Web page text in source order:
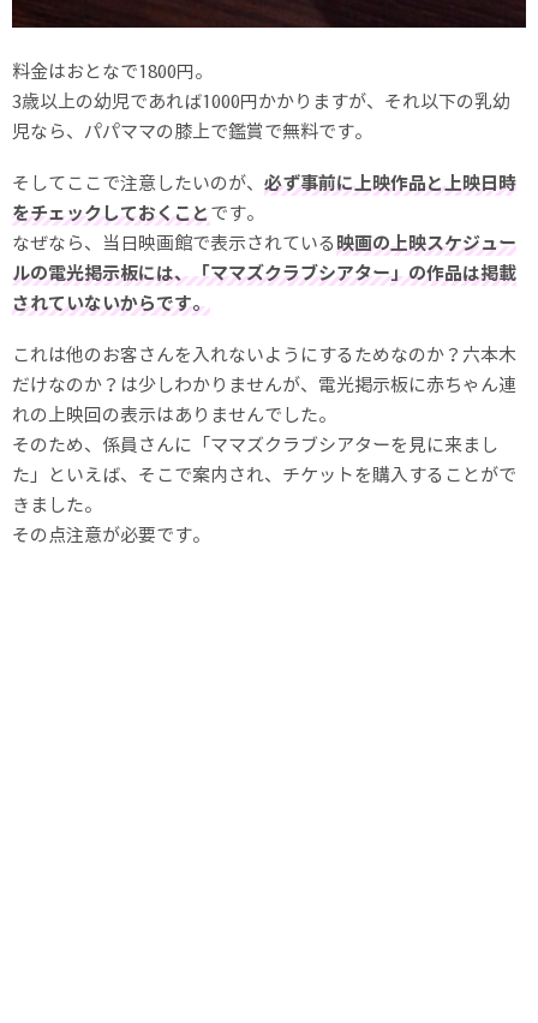
料金はおとなで1800円。
3歳以上の幼児であれば1000円かかりますが、それ以下の乳幼
児なら、パパママの膝上で鑑賞で無料です。
そしてここで注意したいのが、 必ず事前に上映作品と上映日時
をチェックしておくことです。
なぜなら、当日映画館で表示されている映画の上映スケジュー
ルの電光掲示板には、「ママズクラブシアター」の作品は掲載
されていないからです。
これは他のお客さんを入れないようにするためなのか？六本木
だけなのか？は少しわかりませんが、電光掲示板に赤ちゃん連
れの上映回の表示はありませんでした。
そのため、係員さんに「ママズクラブシアターを見に来まし
た」といえば、そこで案内され、チケットを購入することがで
きました。
その点注意が必要です。